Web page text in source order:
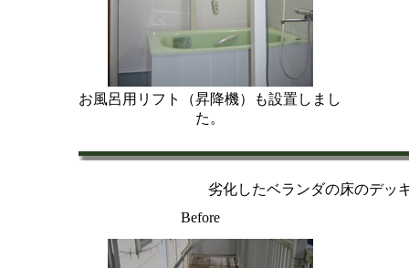
お風呂用リフト（昇降機）も設置しまし
た。
劣化したベランダの床のデッ
Before